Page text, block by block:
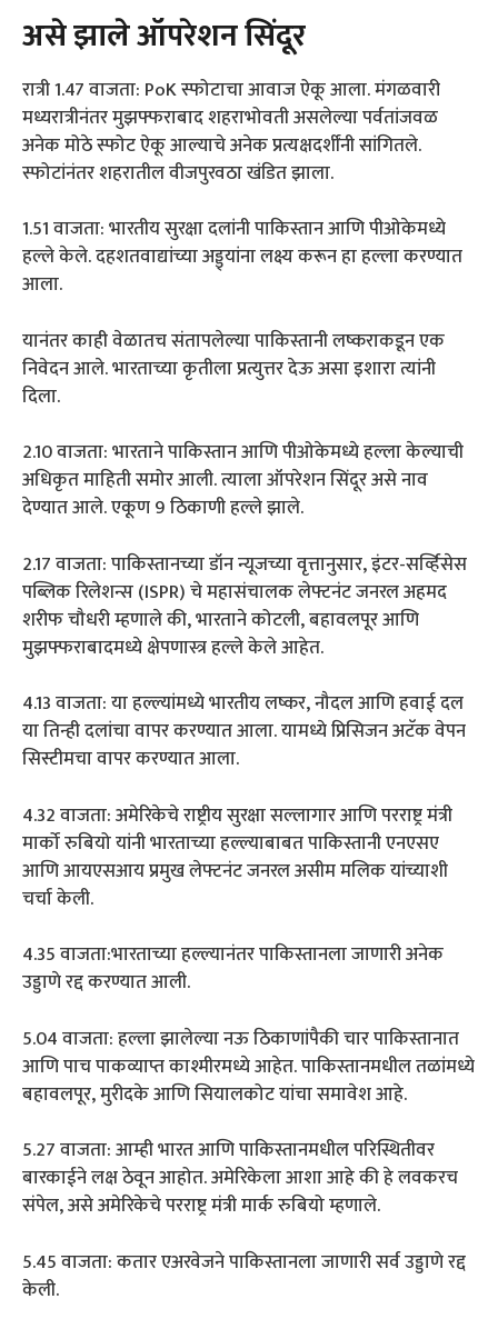
असे झाले ऑपरेशन सिंदूर
रात्री 1.47 वाजता: PoK स्फोटाचा आवाज ऐकू आला. मंगळवारी
मध्यरात्रीनंतर मुझफ्फराबाद शहराभोवती असलेल्या पर्वतांजवळ
अनेक मोठे स्फोट ऐकू आल्याचे अनेक प्रत्यक्षदर्शींनी सांगितले.
स्फोटांनंतर शहरातील वीजपुरवठा खंडित झाला.
1.51 वाजता: भारतीय सुरक्षा दलांनी पाकिस्तान आणि पीओकेमध्ये
हल्ले केले. दहशतवाद्यांच्या अड्ड्यांना लक्ष्य करून हा हल्ला करण्यात
आला.
यानंतर काही वेळातच संतापलेल्या पाकिस्तानी लष्कराकडून एक
निवेदन आले. भारताच्या कृतीला प्रत्युत्तर देऊ असा इशारा त्यांनी
दिला.
2.10 वाजता: भारताने पाकिस्तान आणि पीओकेमध्ये हल्ला केल्याची
अधिकृत माहिती समोर आली. त्याला ऑपरेशन सिंदूर असे नाव
देण्यात आले. एकूण 9 ठिकाणी हल्ले झाले.
2.17 वाजता: पाकिस्तानच्या डॉन न्यूजच्या वृत्तानुसार, इंटर-सर्व्हिसेस
पब्लिक रिलेशन्स (ISPR) चे महासंचालक लेफ्टनंट जनरल अहमद
शरीफ चौधरी म्हणाले की, भारताने कोटली, बहावलपूर आणि
मुझफ्फराबादमध्ये क्षेपणास्त्र हल्ले केले आहेत.
4.13 वाजता: या हल्ल्यांमध्ये भारतीय लष्कर, नौदल आणि हवाई दल
या तिन्ही दलांचा वापर करण्यात आला. यामध्ये प्रिसिजन अटॅक वेपन
सिस्टीमचा वापर करण्यात आला.
4.32 वाजता: अमेरिकेचे राष्ट्रीय सुरक्षा सल्लागार आणि परराष्ट्र मंत्री
मार्को रुबियो यांनी भारताच्या हल्ल्याबाबत पाकिस्तानी एनएसए
आणि आयएसआय प्रमुख लेफ्टनंट जनरल असीम मलिक यांच्याशी
चर्चा केली.
4.35 वाजता:भारताच्या हल्ल्यानंतर पाकिस्तानला जाणारी अनेक
उड्डाणे रद्द करण्यात आली.
5.04 वाजता: हल्ला झालेल्या नऊ ठिकाणांपैकी चार पाकिस्तानात
आणि पाच पाकव्याप्त काश्मीरमध्ये आहेत. पाकिस्तानमधील तळांमध्ये
बहावलपूर, मुरीदके आणि सियालकोट यांचा समावेश आहे.
5.27 वाजता: आम्ही भारत आणि पाकिस्तानमधील परिस्थितीवर
बारकाईने लक्ष ठेवून आहोत. अमेरिकेला आशा आहे की हे लवकरच
संपेल, असे अमेरिकेचे परराष्ट्र मंत्री मार्क रुबियो म्हणाले.
5.45 वाजता: कतार एअरवेजने पाकिस्तानला जाणारी सर्व उड्डाणे रद्द
केली.